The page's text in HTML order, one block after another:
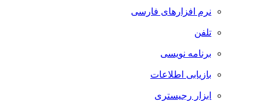
نرم افزارهای فارسی
تلفن
برنامه نویسی
بازیابی اطلاعات
ابزار رجیستری